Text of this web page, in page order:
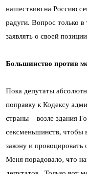
нашествию на Россию
радуги. Вопрос только
заявлять о своей
Большинство против
Пока депутаты
поправку к Кодексу
страны – возле здания
сексменьшинств, чтобы
закону и
Меня порадовало, что